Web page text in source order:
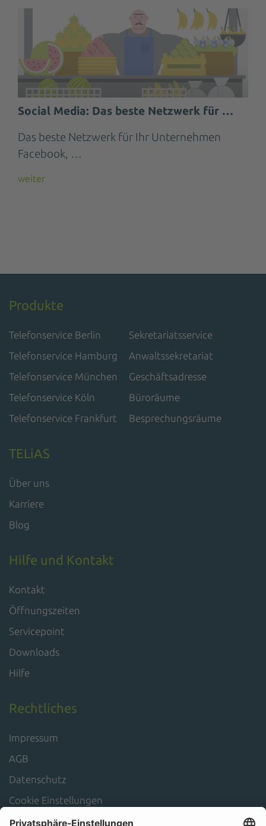
Social Media: Das beste Netzwerk für …
Das beste Netzwerk für Ihr Unternehmen
Facebook, …
weiter
Produkte
Telefonservice Berlin
Telefonservice Hamburg
Telefonservice München
Telefonservice Köln
Telefonservice Frankfurt
Sekretariatsservice
Anwaltssekretariat
Geschäftsadresse
Büroräume
Besprechungsräume
TELiAS
Über uns
Karriere
Blog
Hilfe und Kontakt
Kontakt
Öffnungszeiten
Servicepoint
Downloads
Hilfe
Rechtliches
Impressum
AGB
Datenschutz
Cookie Einstellungen